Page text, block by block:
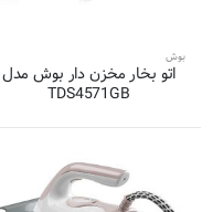
بوش
اتو بخار مخزن دار بوش مدل
TDS4571GB